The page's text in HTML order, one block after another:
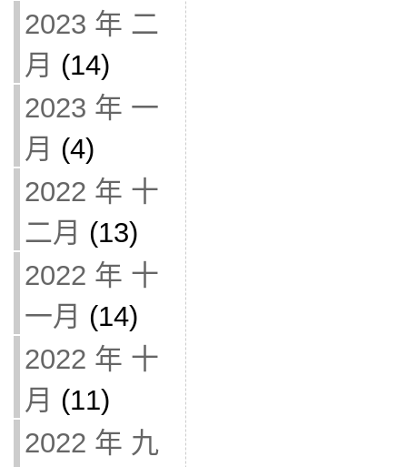
2023 年 二
月 (14)
2023 年 一
月 (4)
2022 年 十
二月 (13)
2022 年 十
一月 (14)
2022 年 十
月 (11)
2022 年 九